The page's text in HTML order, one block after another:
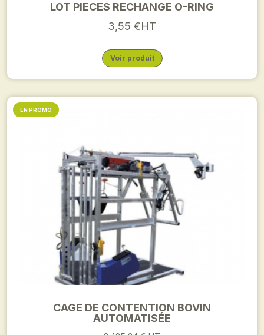
LOT PIECES RECHANGE O-RING
3,55 €HT
Voir produit
CAGE DE CONTENTION BOVIN
AUTOMATISÉE
EN PROMO